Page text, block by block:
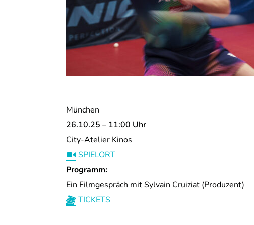
München
26.10.25 – 11:00 Uhr
City-Atelier Kinos
SPIELORT
Programm:
Ein Filmgespräch mit Sylvain Cruiziat (Produzent)
TICKETS